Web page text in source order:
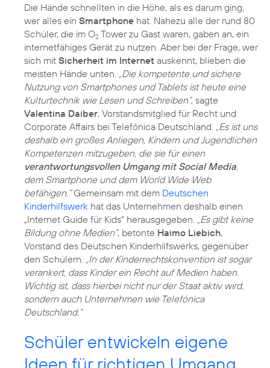
Die Hände schnellten in die Höhe, als es darum ging,
wer alles ein Smartphone hat. Nahezu alle der rund 80
Schüler, die im O2 Tower zu Gast waren, gaben an, ein
internetfähiges Gerät zu nutzen. Aber bei der Frage, wer
sich mit Sicherheit im Internet auskennt, blieben die
meisten Hände unten.
„Die kompetente und sichere
Nutzung von Smartphones und Tablets ist heute eine
Kulturtechnik wie Lesen und Schreiben“, sagte
Valentina Daiber, Vorstandsmitglied für Recht und
Corporate Affairs bei Telefónica Deutschland.
„Es ist uns
deshalb ein großes Anliegen, Kindern und Jugendlichen
Kompetenzen mitzugeben, die sie für einen
verantwortungsvollen Umgang mit Social Media
dem Smartphone und dem World Wide Web
befähigen.“Gemeinsam mit dem Deutschen
Kinderhilfswerk hat das Unternehmen deshalb einen
„Internet Guide für Kids“ herausgegeben.
„Es gibt keine
Bildung ohne Medien“, betonte Haimo Liebich,
Vorstand des Deutschen Kinderhilfswerks, gegenüber
den Schülern.
„In der Kinderrechtskonvention ist sogar
verankert, dass Kinder ein Recht auf Medien haben.
Wichtig ist, dass hierbei nicht nur der Staat aktiv wird,
sondern auch Unternehmen wie Telefónica
Deutschland.“
Schüler entwickeln eigene